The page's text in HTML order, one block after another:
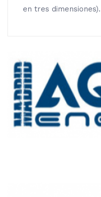
en tres dimensiones).